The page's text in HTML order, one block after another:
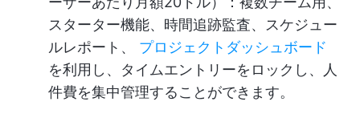
スターター機能、時間追跡監査、スケジュー
ルレポート、 プロジェクトダッシュボード
を利用し、タイムエントリーをロックし、人
件費を集中管理することができます。